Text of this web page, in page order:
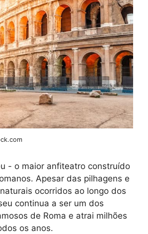
- o maior anfiteatro construído
Apesar das pilhagens e
ocorridos ao longo dos
continua a ser um dos
de Roma e atrai milhões
os anos.